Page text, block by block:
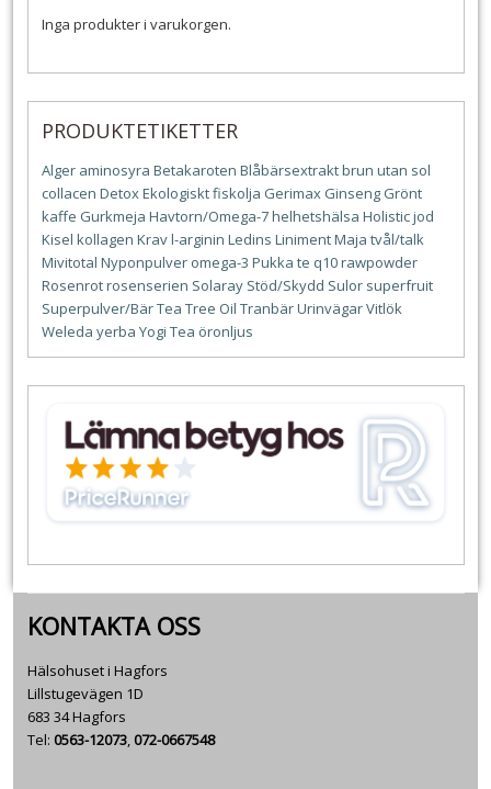
Inga produkter i varukorgen.
PRODUKTETIKETTER
Alger aminosyra Betakaroten Blåbärsextraktbrun utan sol
collacen DetoxEkologisktfiskolja Gerimax Ginseng Grönt
kaffe Gurkmeja Havtorn/Omega-7helhetshälsa Holisticjod
Kisel kollagen Kravl-arginin Ledins LinimentMaja tvål/talk
Mivitotal Nyponpulver omega-3 Pukka te q10rawpowder
Rosenrotrosenserien Solaray Stöd/Skydd Sulor superfruit
Superpulver/BärTea Tree Oil TranbärUrinvägarVitlök
Weleda yerba Yogi Tea öronljus
KONTAKTA OSS
Hälsohuset i Hagfors
Lillstugevägen 1D
683 34 Hagfors
Tel: 0563-12073,072-0667548